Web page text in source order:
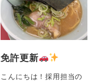
免許更新
こんにちは！採用担当の